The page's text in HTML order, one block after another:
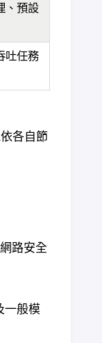
、預設
吐任務
各自節
路安全
一般模